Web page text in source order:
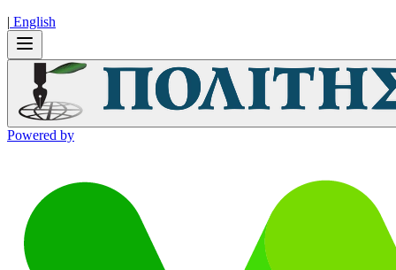
| Εnglish
Powered by